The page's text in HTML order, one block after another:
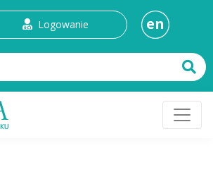
Logowanie en